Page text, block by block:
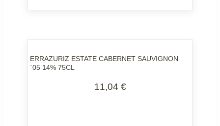
ERRAZURIZ ESTATE CABERNET SAUVIGNON
`05 14% 75CL
11,04 €